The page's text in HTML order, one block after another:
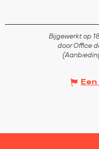
Bijgewerkt op
door Office